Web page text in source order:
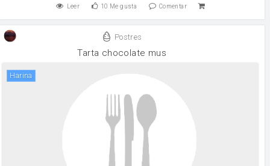
Leer 10 Me gusta Comentar
Postres
Tarta chocolate mus
harina